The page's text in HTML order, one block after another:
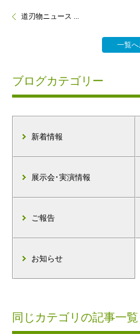
道刃物ニュース ...
一覧へ
ブログカテゴリー
新着情報
展示会･実演情報
ご報告
お知らせ
同じカテゴリの記事一覧